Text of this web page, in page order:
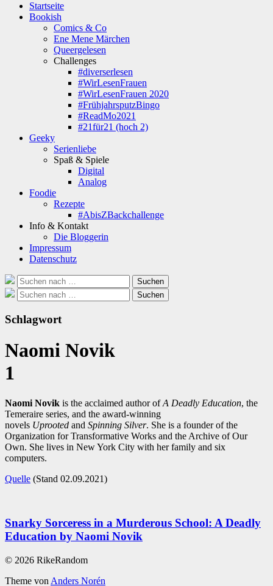
Startseite
Bookish
Comics & Co
Ene Mene Märchen
Queergelesen
Challenges
#diverserlesen
#WirLesenFrauen
#WirLesenFrauen 2020
#FrühjahrsputzBingo
#ReadMo2021
#21für21 (hoch 2)
Geeky
Serienliebe
Spaß & Spiele
Digital
Analog
Foodie
Rezepte
#AbisZBackchallenge
Info & Kontakt
Die Bloggerin
Impressum
Datenschutz
Suche
nach:
Suchen
Suche
nach:
Suchen
Schlagwort
Naomi Novik
1
Naomi Novik is the acclaimed author ofA Deadly Education, the
Temeraire series, and the award-winning
novels Uprooted and Spinning Silver. She is a founder of the
Organization for Transformative Works and the Archive of Our
Own. She lives in New York City with her family and six
computers.
Quelle (Stand 02.09.2021)
Snarky Sorceress in a Murderous School: A Deadly
Education by Naomi Novik
© 2026 RikeRandom
Theme von Anders Norén